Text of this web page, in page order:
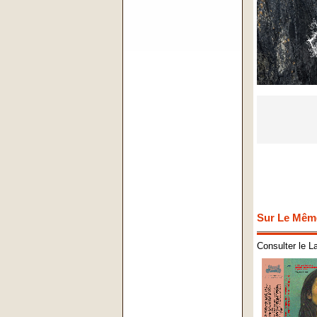
Sur Le
Consulter le